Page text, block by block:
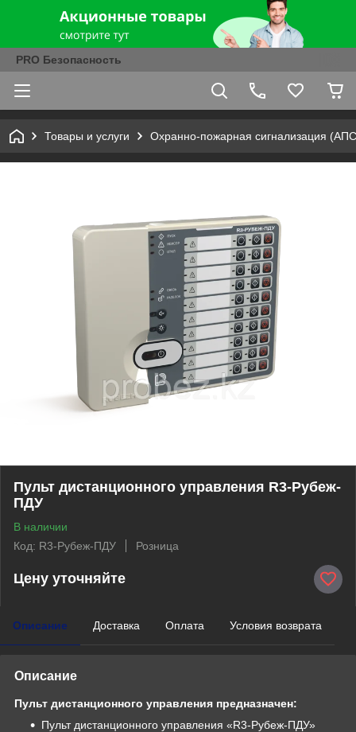
PRO Безопасность
Товары и услуги Охранно-пожарная сигнализация
Пульт дистанционного управления R3-Рубеж-
ПДУ
В наличии
Код: R3-Рубеж-ПДУ
Розница
Цену уточняйте
Описание Доставка Оплата Условия возврата
Описание
Пульт дистанционного управления предназначен:
Пульт дистанционного управления «R3-Рубеж-ПДУ»